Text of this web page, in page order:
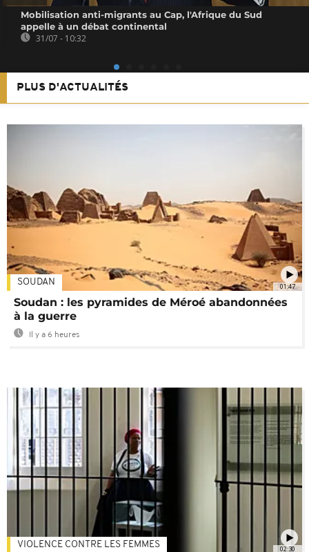
Mobilisation anti-migrants au Cap, l'Afrique du Sud
appelle à un débat continental
31/07 - 10:32
PLUS D'ACTUALITÉS
01:47
SOUDAN
Soudan : les pyramides de Méroé abandonnées
à la guerre
Il y a 6 heures
02:30
VIOLENCE CONTRE LES FEMMES